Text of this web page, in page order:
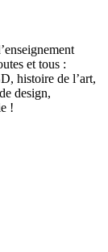
et tous :
histoire de l’art,
design,
!